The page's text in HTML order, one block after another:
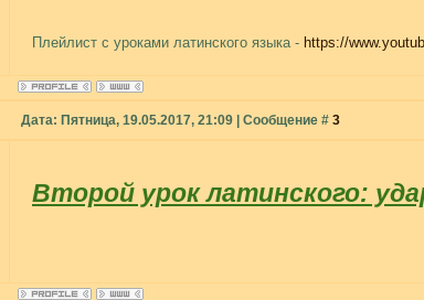
Плейлист с уроками латинского языка - https://
Дата: Пятница, 19.05.2017, 21:09 | Сообщение # 3
Второй урок латинского: